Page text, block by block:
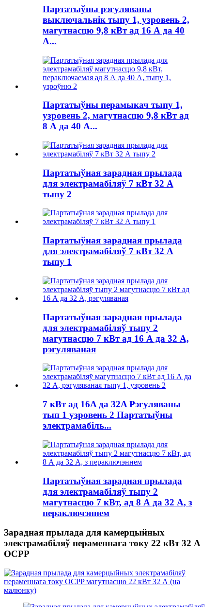
Партатыўны рэгуляваны
выключальнік тыпу 1, узровень 2,
магутнасцю 9,8 кВт ад 16 А да 40
А...
Партатыўны перамыкач тыпу 1,
узровень 2, магутнасцю 9,8 кВт ад
8 А да 40 А...
Партатыўная зарадная прылада
для электрамабіляў 7 кВт 32 А
тыпу 2
Партатыўная зарадная прылада
для электрамабіляў 7 кВт 32 А
тыпу 1
Партатыўная зарадная прылада
для электрамабіляў тыпу 2
магутнасцю 7 кВт ад 16 А да 32 А,
рэгуляваная
7 кВт ад 16A да 32A Рэгуляваны
тып 1 узровень 2 Партатыўны
электрамабіль...
Партатыўная зарадная прылада
для электрамабіляў тыпу 2
магутнасцю 7 кВт, ад 8 А да 32 А, з
пераключэннем
Зарадная прылада для камерцыйных
электрамабіляў пераменнага току 22 кВт 32 А
OCPP